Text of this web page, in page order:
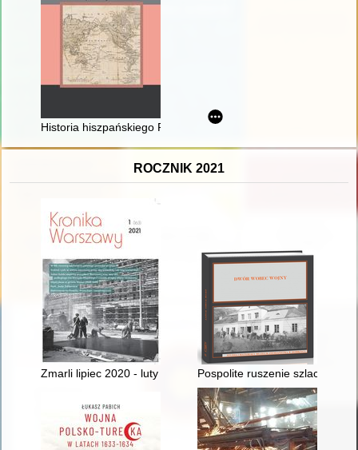
Historia hiszpańskiego Pacyfiku. T. 2,
ROCZNIK 2021
Zmarli lipiec 2020 - luty 2021 Pospolite ruszenie szlachty